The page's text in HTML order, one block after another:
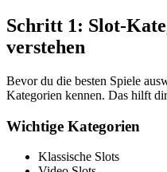
Schritt 1: Slot-
verstehen
Bevor du die besten Spiele
Kategorien kennen. Das hilft
Wichtige Kategorien
Klassische Slots